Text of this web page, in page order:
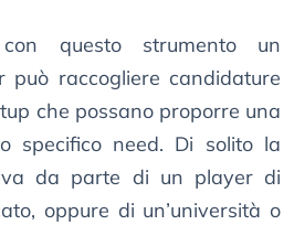
questo strumento un
può raccogliere candidature
che possano proporre una
specifico need. Di solito la
da parte di un player di
oppure di un’università o